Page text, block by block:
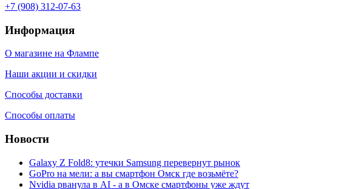
+7 (908) 312-07-63
Информация
О магазине на Флампе
Наши акции и скидки
Способы доставки
Способы оплаты
Новости
Galaxy Z Fold8: утечки Samsung перевернут рынок
GoPro на мели: а вы смартфон Омск где возьмёте?
Nvidia рванула в AI - а в Омске смартфоны уже ждут